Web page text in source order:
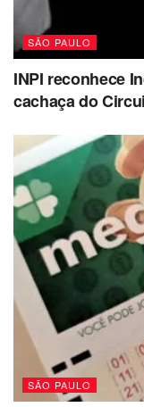
SÃO PAULO
INPI reconhece
cachaça do
SÃO PAULO